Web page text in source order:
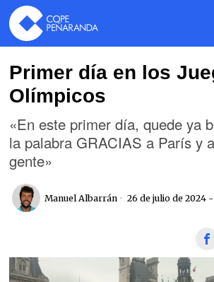
Primer día en los
Olímpicos
«En este primer día, quede ya
la palabra GRACIAS a París y
gente»
Manuel Albarrán 26 de julio de 2024 -